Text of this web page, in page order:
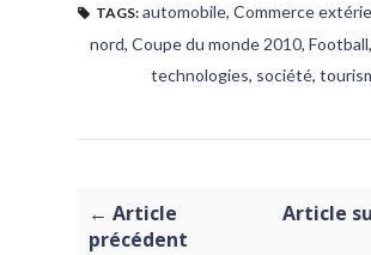
TAGS: automobile, Commerce
nord, Coupe du monde 2010, Football,
technologies, société,
← Article
précédent
Article